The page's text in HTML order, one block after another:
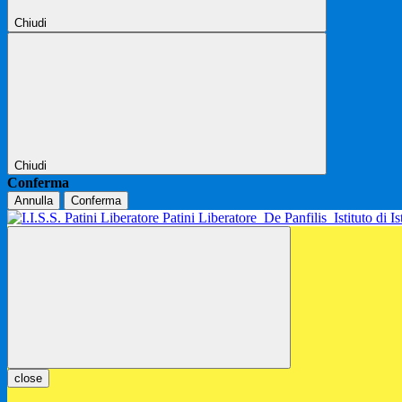
Chiudi
Chiudi
Conferma
Annulla Conferma
Patini Liberatore De Panfilis Istituto di
close